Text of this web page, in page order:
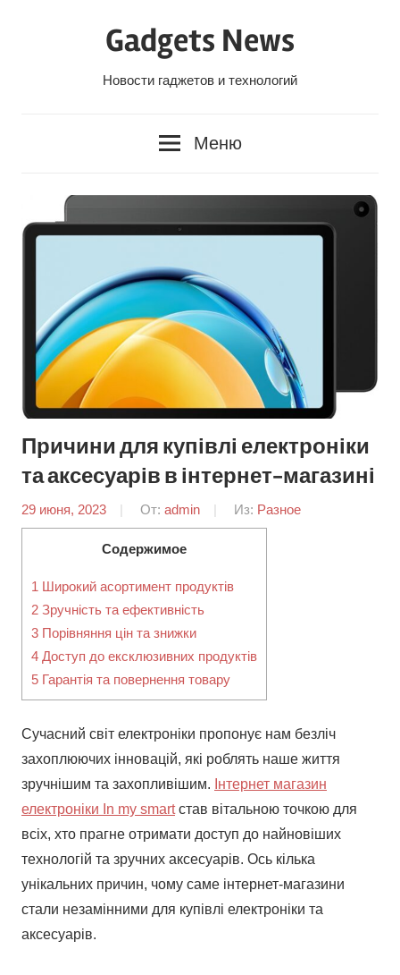
Gadgets News
Новости гаджетов и технологий
Меню
Причини для купівлі електроніки
та аксесуарів в інтернет-магазині
29 июня, 2023 От: admin Из: Разное
Содержимое
1 Широкий асортимент продуктів
2 Зручність та ефективність
3 Порівняння цін та знижки
4 Доступ до ексклюзивних продуктів
5 Гарантія та повернення товару
Сучасний світ електроніки пропонує нам безліч
захоплюючих інновацій, які роблять наше життя
зручнішим та захопливішим. Інтернет магазин
електроніки In my smartстав вітальною точкою для
всіх, хто прагне отримати доступ до найновіших
технологій та зручних аксесуарів. Ось кілька
унікальних причин, чому саме інтернет-магазини
стали незамінними для купівлі електроніки та
аксесуарів.